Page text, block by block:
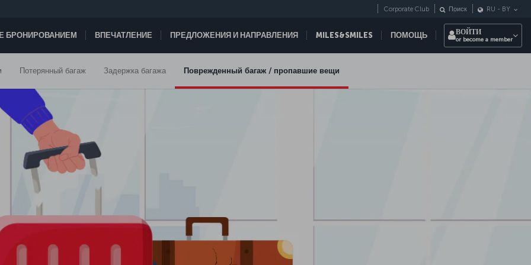
БРОНИРОВАНИЕМ ВПЕЧАТЛЕНИЕ ПРЕДЛОЖЕНИЯ И НАПРАВЛЕНИЯ MILES&SMILES ПОМОЩЬ
Corporate Club Поиск RU - BY
ВОЙТИ
or become a member
Потерянный багаж Задержка багажа Поврежденный багаж / пропавшие вещи